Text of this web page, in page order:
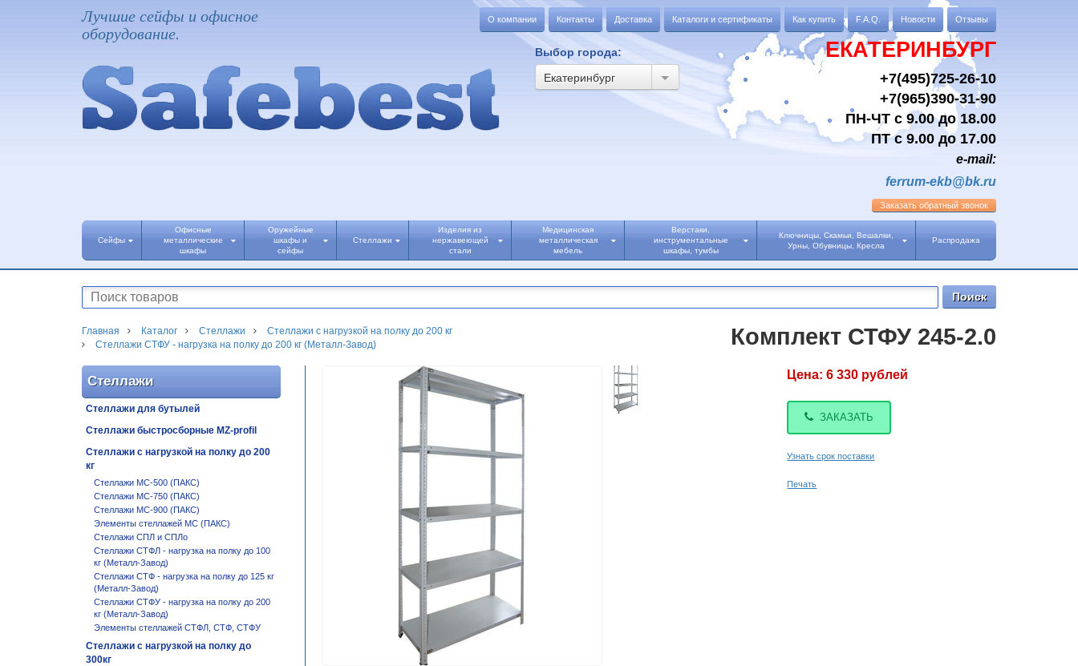
Лучшие сейфы и офисное
оборудование.
О компании Контакты Доставка Каталоги и сертификаты Как купить F.A.Q. Новости Отзывы
Выбор города:
Екатеринбург
ЕКАТЕРИНБУРГ
+7(495)725-26-10
+7(965)390-31-90
ПН-ЧТ с 9.00 до 18.00
ПТ с 9.00 до 17.00
e-mail:
ferrum-ekb@bk.ru
Заказать обратный звонок
Сейфы
Офисные
металлические
шкафы
Оружейные
шкафы и
сейфы
Стеллажи
Изделия из
нержавеющей
стали
Медицинская
металлическая
мебель
Верстаки,
инструментальные
шкафы, тумбы
Ключницы, Скамьи, Вешалки,
Урны, Обувницы, Кресла
Распродажа
Главная Каталог Стеллажи
Стеллажи с нагрузкой на полку до 200 кг
Стеллажи СТФУ - нагрузка на полку до 200 кг (Металл-Завод)
Комплект СТФУ 245-2.0
Стеллажи
Стеллажи для бутылей
Стеллажи быстросборные MZ-profil
Стеллажи с нагрузкой на полку до 200
кг
Стеллажи МС-500 (ПАКС)
Стеллажи МС-750 (ПАКС)
Стеллажи МС-900 (ПАКС)
Элементы стеллажей МС (ПАКС)
Стеллажи СПЛ и СПЛо
Стеллажи СТФЛ - нагрузка на полку до 100
кг (Металл-Завод)
Стеллажи СТФ - нагрузка на полку до 125 кг
(Металл-Завод)
Стеллажи СТФУ - нагрузка на полку до 200
кг (Металл-Завод)
Элементы стеллажей СТФЛ, СТФ, СТФУ
Стеллажи с нагрузкой на полку до
300кг
Цена: 6 330 рублей
ЗАКАЗАТЬ
Узнать срок поставки
Печать